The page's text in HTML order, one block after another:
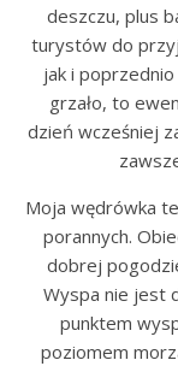
deszczu, plus
turystów do
jak i poprzednio
grzało, to
dzień wcześniej
Moja wędrówka
porannych.
dobrej
Wyspa nie jest
punktem
poziomem